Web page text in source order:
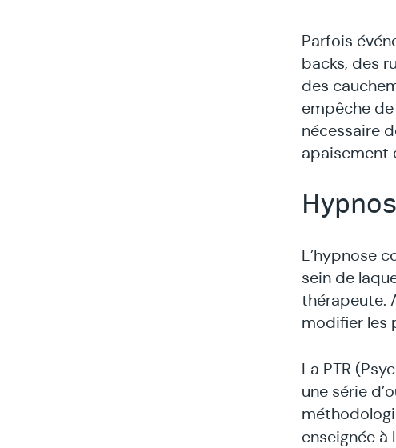
Parfois
backs, des
des
empêche
nécessaire
apaisement
L’hypnose
sein de
thérapeute.
modifier les
La PTR
une série
enseignée à